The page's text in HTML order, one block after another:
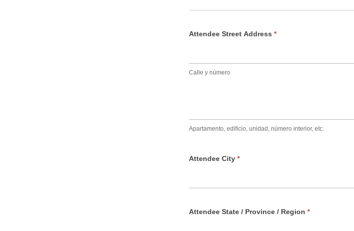
Attendee Street Address *
Calle y número
Apartamento, edificio, unidad, número interior, etc.
Attendee City *
Attendee State / Province / Region *